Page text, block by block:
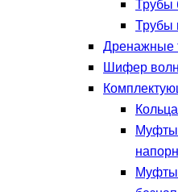
Трубы
Трубы
Дренажные
Шифер
Муфты
Муфты